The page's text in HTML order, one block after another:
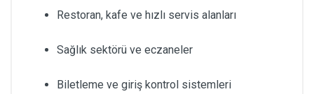
Restoran, kafe ve hızlı servis alanları
Sağlık sektörü ve eczaneler
Biletleme ve giriş kontrol sistemleri